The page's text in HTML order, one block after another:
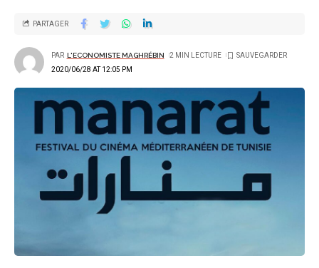
2020/06/28 AT 12:05 PM
PAR L'ECONOMISTE MAGHRÉBIN 2 MIN LECTURE
PARTAGER